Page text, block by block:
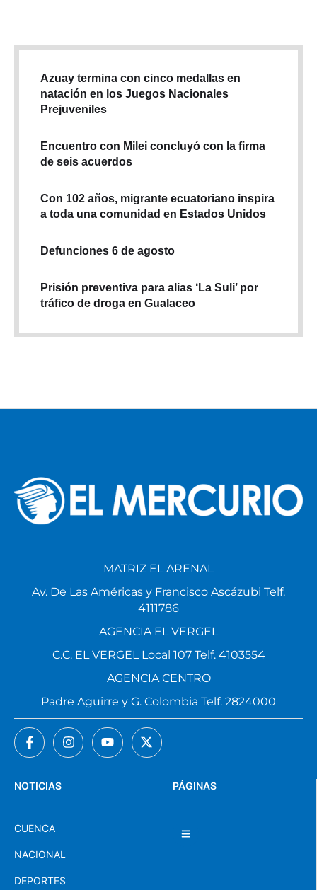
Azuay termina con cinco medallas en
natación en los Juegos Nacionales
Prejuveniles
Encuentro con Milei concluyó con la firma
de seis acuerdos
Con 102 años, migrante ecuatoriano inspira
a toda una comunidad en Estados Unidos
Defunciones 6 de agosto
Prisión preventiva para alias ‘La Suli’ por
tráfico de droga en Gualaceo
PÁGINAS
NOTICIAS
CUENCA
NACIONAL
DEPORTES
MATRIZ EL ARENAL
Av. De Las Américas y Francisco Ascázubi Telf.
4111786
AGENCIA EL VERGEL
C.C. EL VERGEL Local 107 Telf. 4103554
AGENCIA CENTRO
Padre Aguirre y G. Colombia Telf. 2824000